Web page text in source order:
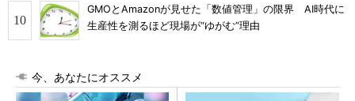
GMOとAmazonが見せた「数値管理」の限界 AI時代に
生産性を測るほど現場が“ゆがむ”理由
今、あなたにオススメ